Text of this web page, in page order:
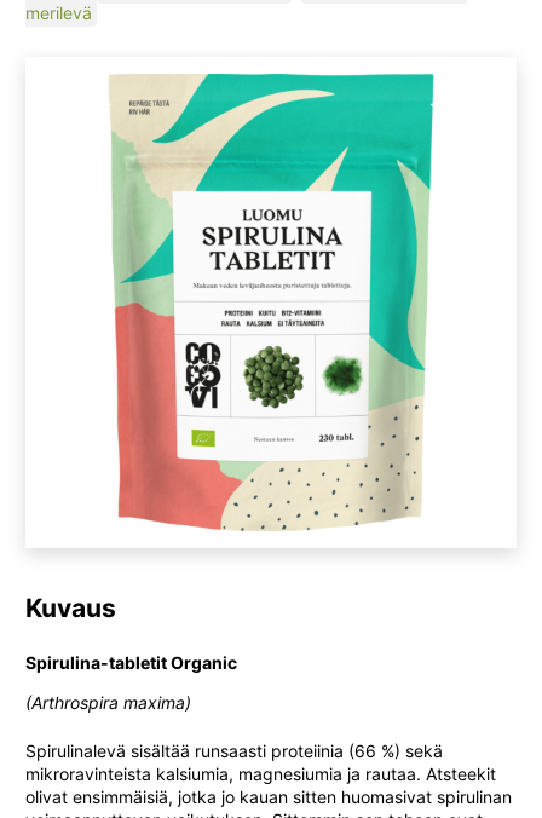
merilevä
Kuvaus
Spirulina-tabletit Organic
(Arthrospira maxima)
Spirulinalevä sisältää runsaasti proteiinia (66 %) sekä
mikroravinteista kalsiumia, magnesiumia ja rautaa. Atsteekit
olivat ensimmäisiä, jotka jo kauan sitten huomasivat spirulinan